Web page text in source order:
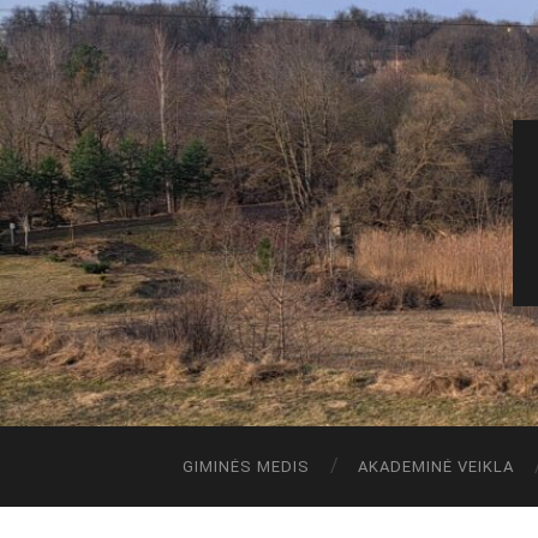
GIMINĖS MEDIS AKADEMINĖ VEIKLA